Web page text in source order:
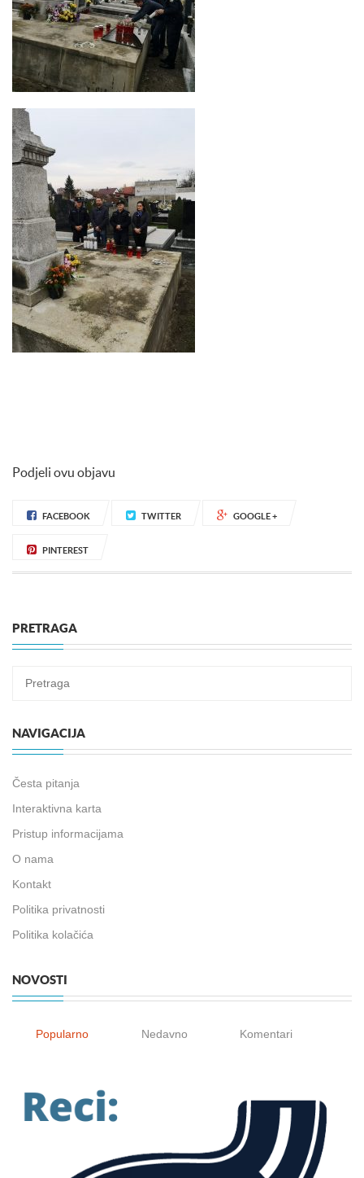
Podjeli ovu objavu
FACEBOOK TWITTER GOOGLE +
PINTEREST
PRETRAGA
NAVIGACIJA
Česta pitanja
Interaktivna karta
Pristup informacijama
O nama
Kontakt
Politika privatnosti
Politika kolačića
NOVOSTI
Popularno Nedavno Komentari